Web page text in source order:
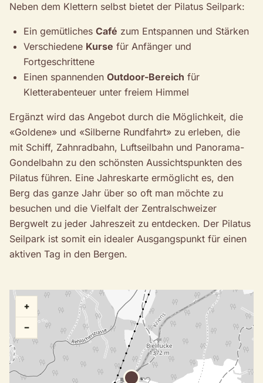
Neben dem Klettern selbst bietet der Pilatus Seilpark:
Ein gemütliches Café zum Entspannen und Stärken
Verschiedene Kurse für Anfänger und
Fortgeschrittene
Einen spannenden Outdoor-Bereich für
Kletterabenteuer unter freiem Himmel
Ergänzt wird das Angebot durch die Möglichkeit, die
«Goldene» und «Silberne Rundfahrt» zu erleben, die
mit Schiff, Zahnradbahn, Luftseilbahn und Panorama-
Gondelbahn zu den schönsten Aussichtspunkten des
Pilatus führen. Eine Jahreskarte ermöglicht es, den
Berg das ganze Jahr über so oft man möchte zu
besuchen und die Vielfalt der Zentralschweizer
Bergwelt zu jeder Jahreszeit zu entdecken. Der Pilatus
Seilpark ist somit ein idealer Ausgangspunkt für einen
aktiven Tag in den Bergen.
+
−